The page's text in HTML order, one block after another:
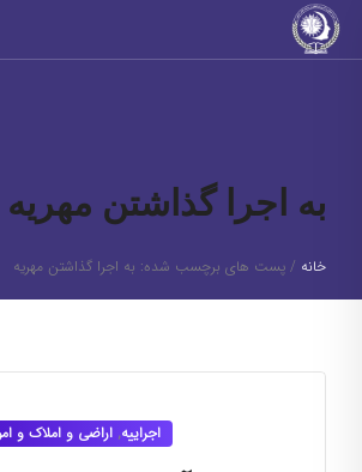
به اجرا گذاشتن مهریه
خانه / پست های برچسب شده: به اجرا گذاشتن مهریه
اجراییه, اراضی و املاک و